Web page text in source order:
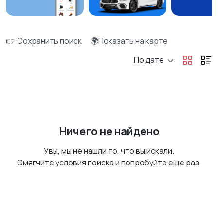
👉 Сохранить поиск
🌍Показать на карте
По дате
Ничего не найдено
Увы, мы не нашли то, что вы искали.
Смягчите условия поиска и попробуйте еще раз.